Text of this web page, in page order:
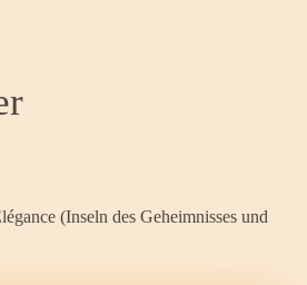
(Inseln des Geheimnisses und